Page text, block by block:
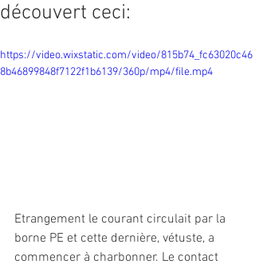
découvert ceci:
https://video.wixstatic.com/video/815b74_fc63020c46
8b46899848f7122f1b6139/360p/mp4/file.mp4
Etrangement le courant circulait par la
borne PE et cette dernière, vétuste, a
commencer à charbonner. Le contact